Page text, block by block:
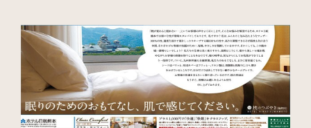
Restaurant & Lounge
レストラン&ラウンジ
Banquet